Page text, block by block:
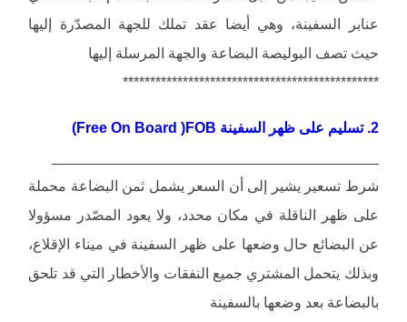
عنابر السفينة، وهي أيضا عقد تملك للجهة المصدّرة إليها
حيث تصف البوليصة البضاعة والجهة المرسلة إليها
***********************************************
2. تسليم على ظهر السفينة Free On Board )FOB)
شرط تسعير يشير إلى أن السعر يشمل ثمن البضاعة محملة
على ظهر الناقلة في مكان محدد، ولا يعود المصّدر مسؤولا
عن البضائع حال وضعها على ظهر السفينة في ميناء الإقلاع،
وبذلك يتحمل المشتري جميع النفقات والأخطار التي قد تلحق
بالبضاعة بعد وضعها بالسفينة